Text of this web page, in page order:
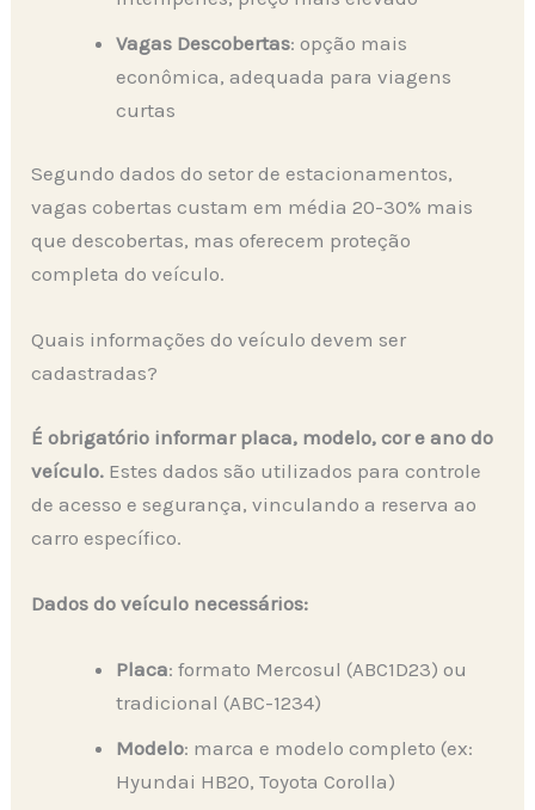
Vagas Descobertas: opção mais
econômica, adequada para viagens
curtas
Segundo dados do setor de estacionamentos,
vagas cobertas custam em média 20-30% mais
que descobertas, mas oferecem proteção
completa do veículo.
Quais informações do veículo devem ser
cadastradas?
É obrigatório informar placa, modelo, cor e ano do
veículo. Estes dados são utilizados para controle
de acesso e segurança, vinculando a reserva ao
carro específico.
Dados do veículo necessários:
Placa: formato Mercosul (ABC1D23) ou
tradicional (ABC-1234)
Modelo: marca e modelo completo (ex:
Hyundai HB20, Toyota Corolla)